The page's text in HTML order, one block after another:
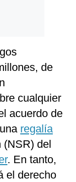
de
cualquier
acuerdo de
regalía
(NSR) del
. En tanto,
el derecho